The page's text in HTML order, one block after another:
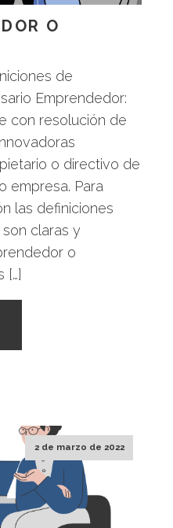
O
de
Emprendedor:
con resolución de
o directivo de
empresa. Para
las definiciones
claras y
o
[…]
2 de marzo de 2022